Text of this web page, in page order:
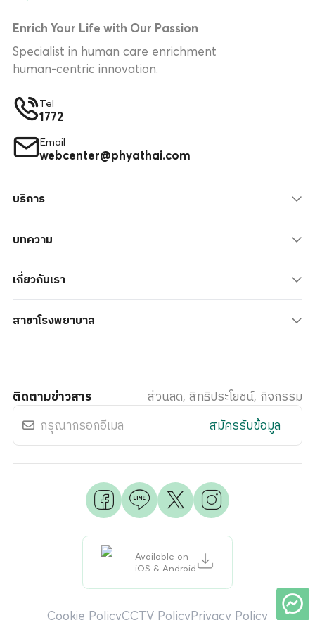
Enrich Your Life with Our Passion
Specialist in human care enrichment
human-centric innovation.
Tel
1772
Email
webcenter@phyathai.com
บริการ
บทความ
เกี่ยวกับเรา
สาขาโรงพยาบาล
Available on
iOS & Android
ติดตามข่าวสาร
ส่วนลด, สิทธิประโยชน์, กิจกรรม
สมัครรับข้อมูล
Cookie PolicyCCTV PolicyPrivacy Policy